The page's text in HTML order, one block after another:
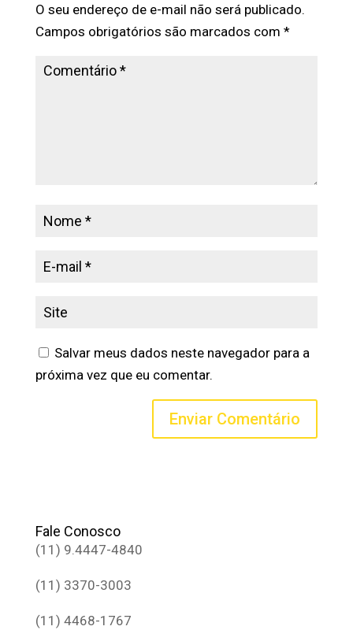
O seu endereço de e-mail não será publicado.
Campos obrigatórios são marcados com *
Salvar meus dados neste navegador para a
próxima vez que eu comentar.
Fale Conosco
(11) 9.4447-4840
(11) 3370-3003
(11) 4468-1767